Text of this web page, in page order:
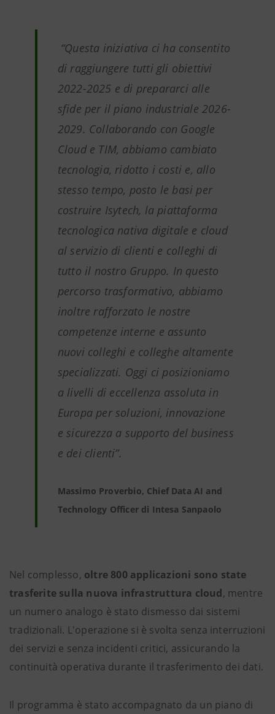
“Questa iniziativa ci ha consentito
di raggiungere tutti gli obiettivi
2022-2025 e di prepararci alle
sfide per il piano industriale 2026-
2029. Collaborando con Google
Cloud e TIM, abbiamo cambiato
tecnologia, ridotto i costi e, allo
stesso tempo, posto le basi per
costruire Isytech, la piattaforma
tecnologica nativa digitale e cloud
al servizio di clienti e colleghi di
tutto il nostro Gruppo. In questo
percorso trasformativo, abbiamo
inoltre rafforzato le nostre
competenze interne e assunto
nuovi colleghi e colleghe altamente
specializzati. Oggi ci posizioniamo
a livelli di eccellenza assoluta in
Europa per soluzioni, innovazione
e sicurezza a supporto del business
e dei clienti”.
Massimo Proverbio, Chief Data AI and
Technology Officer di Intesa Sanpaolo
Nel complesso, oltre 800 applicazioni sono state
trasferite sulla nuova infrastruttura cloud, mentre
un numero analogo è stato dismesso dai sistemi
tradizionali. L'operazione si è svolta senza interruzioni
dei servizi e senza incidenti critici, assicurando la
continuità operativa durante il trasferimento dei dati.
Il programma è stato accompagnato da un piano di